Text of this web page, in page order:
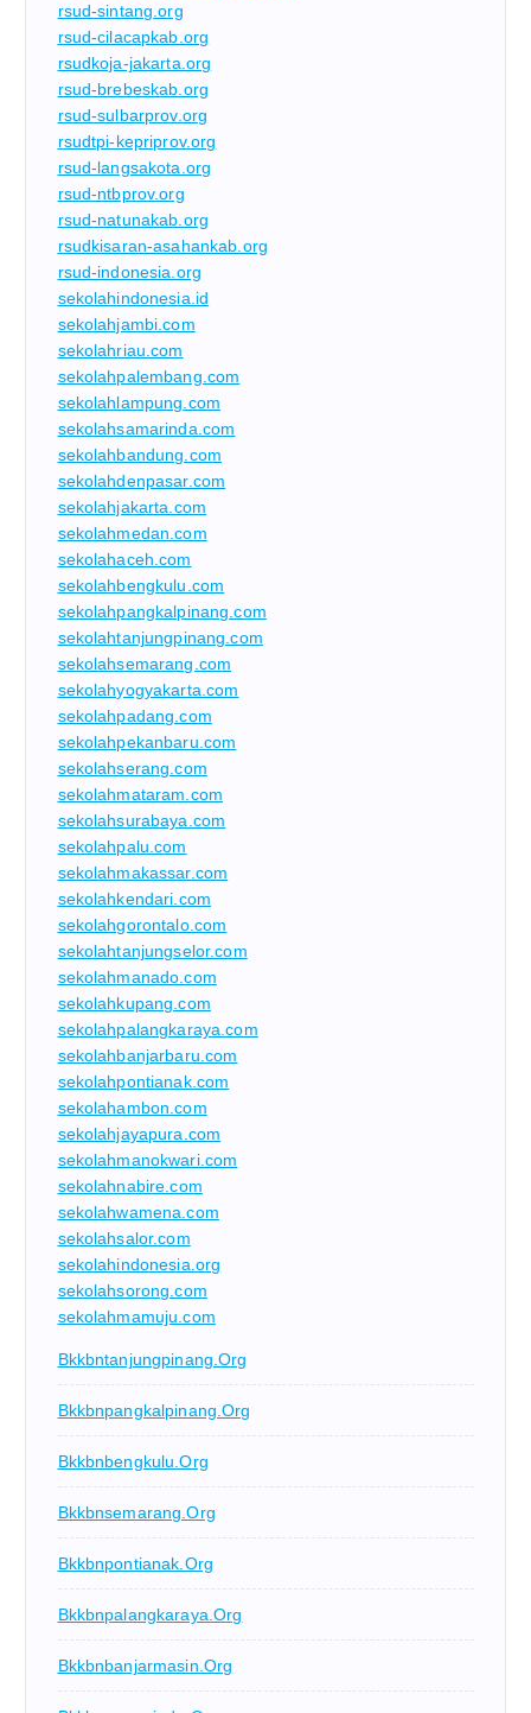
rsud-sintang.org
rsud-cilacapkab.org
rsudkoja-jakarta.org
rsud-brebeskab.org
rsud-sulbarprov.org
rsudtpi-kepriprov.org
rsud-langsakota.org
rsud-ntbprov.org
rsud-natunakab.org
rsudkisaran-asahankab.org
rsud-indonesia.org
sekolahindonesia.id
sekolahjambi.com
sekolahriau.com
sekolahpalembang.com
sekolahlampung.com
sekolahsamarinda.com
sekolahbandung.com
sekolahdenpasar.com
sekolahjakarta.com
sekolahmedan.com
sekolahaceh.com
sekolahbengkulu.com
sekolahpangkalpinang.com
sekolahtanjungpinang.com
sekolahsemarang.com
sekolahyogyakarta.com
sekolahpadang.com
sekolahpekanbaru.com
sekolahserang.com
sekolahmataram.com
sekolahsurabaya.com
sekolahpalu.com
sekolahmakassar.com
sekolahkendari.com
sekolahgorontalo.com
sekolahtanjungselor.com
sekolahmanado.com
sekolahkupang.com
sekolahpalangkaraya.com
sekolahbanjarbaru.com
sekolahpontianak.com
sekolahambon.com
sekolahjayapura.com
sekolahmanokwari.com
sekolahnabire.com
sekolahwamena.com
sekolahsalor.com
sekolahindonesia.org
sekolahsorong.com
sekolahmamuju.com
Bkkbntanjungpinang.org
Bkkbnpangkalpinang.org
Bkkbnbengkulu.org
Bkkbnsemarang.org
Bkkbnpontianak.org
Bkkbnpalangkaraya.org
Bkkbnbanjarmasin.org